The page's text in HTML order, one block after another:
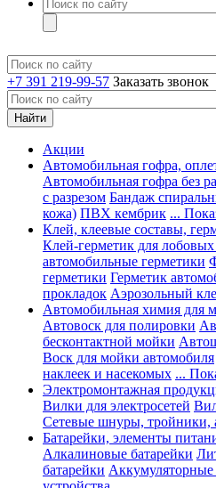
+7 391 219-99-57 Заказать звонок
Акции
Автомобильная гофра,
Автомобильная гофра без
с разрезом Бандаж
кожа) ПВХ кембрик ...
Клей, клеевые составы,
Клей-герметик для
автомобильные герметики
герметики Герметик
прокладок Аэрозольный
Автомобильная химия для
Автовоск для полировки
бесконтактной мойки
Воск для мойки автомобиля
наклеек и насекомых ...
Электромонтажная
Вилки для электросетей
Сетевые шнуры, тройники,
Батарейки, элементы
Алкалиновые батарейки
батарейки Аккумуляторные